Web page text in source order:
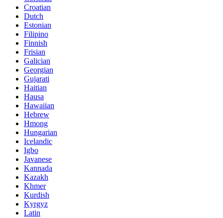
Croatian
Dutch
Estonian
Filipino
Finnish
Frisian
Galician
Georgian
Gujarati
Haitian
Hausa
Hawaiian
Hebrew
Hmong
Hungarian
Icelandic
Igbo
Javanese
Kannada
Kazakh
Khmer
Kurdish
Kyrgyz
Latin